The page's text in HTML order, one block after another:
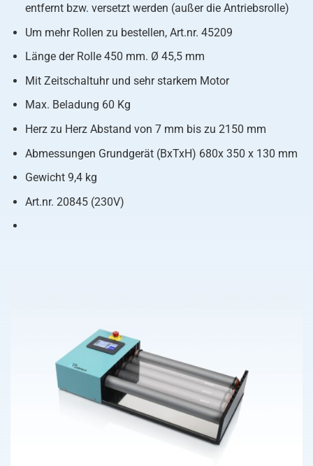
entfernt bzw. versetzt werden (außer die Antriebsrolle)
Um mehr Rollen zu bestellen, Art.nr. 45209
Länge der Rolle 450 mm. Ø 45,5 mm
Mit Zeitschaltuhr und sehr starkem Motor
Max. Beladung 60 Kg
Herz zu Herz Abstand von 7 mm bis zu 2150 mm
Abmessungen Grundgerät (BxTxH) 680x 350 x 130 mm
Gewicht 9,4 kg
Art.nr. 20845 (230V)